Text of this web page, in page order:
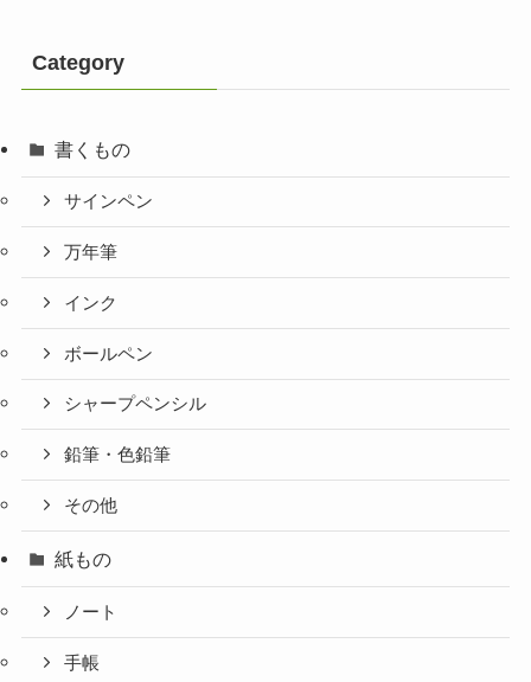
Category
書くもの
サインペン
万年筆
インク
ボールペン
シャープペンシル
鉛筆・色鉛筆
その他
紙もの
ノート
手帳